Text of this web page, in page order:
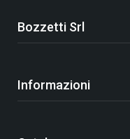
Bozzetti Srl
Informazioni